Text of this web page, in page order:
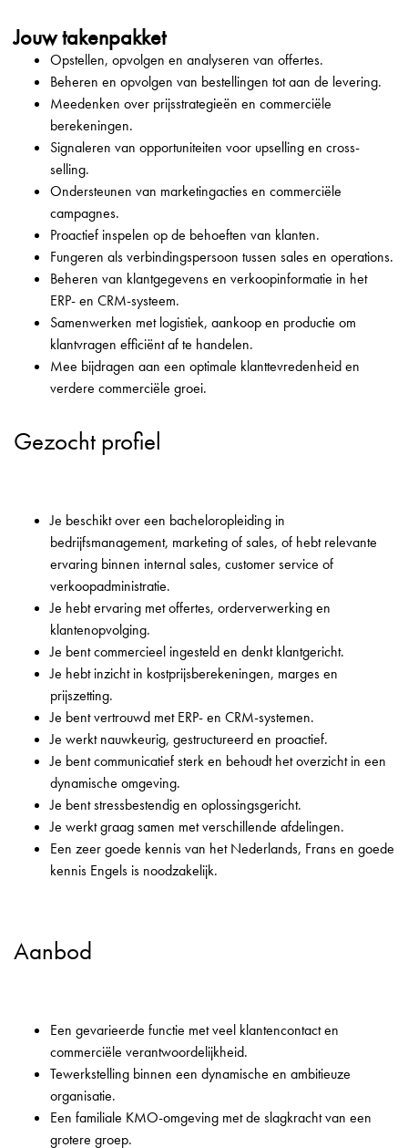
Jouw takenpakket
Opstellen, opvolgen en analyseren van offertes.
Beheren en opvolgen van bestellingen tot aan de levering.
Meedenken over prijsstrategieën en commerciële
berekeningen.
Signaleren van opportuniteiten voor upselling en cross-
selling.
Ondersteunen van marketingacties en commerciële
campagnes.
Proactief inspelen op de behoeften van klanten.
Fungeren als verbindingspersoon tussen sales en operations.
Beheren van klantgegevens en verkoopinformatie in het
ERP- en CRM-systeem.
Samenwerken met logistiek, aankoop en productie om
klantvragen efficiënt af te handelen.
Mee bijdragen aan een optimale klanttevredenheid en
verdere commerciële groei.
Gezocht profiel
Je beschikt over een bacheloropleiding in
bedrijfsmanagement, marketing of sales, of hebt relevante
ervaring binnen internal sales, customer service of
verkoopadministratie.
Je hebt ervaring met offertes, orderverwerking en
klantenopvolging.
Je bent commercieel ingesteld en denkt klantgericht.
Je hebt inzicht in kostprijsberekeningen, marges en
prijszetting.
Je bent vertrouwd met ERP- en CRM-systemen.
Je werkt nauwkeurig, gestructureerd en proactief.
Je bent communicatief sterk en behoudt het overzicht in een
dynamische omgeving.
Je bent stressbestendig en oplossingsgericht.
Je werkt graag samen met verschillende afdelingen.
Een zeer goede kennis van het Nederlands, Frans en goede
kennis Engels is noodzakelijk.
Aanbod
Een gevarieerde functie met veel klantencontact en
commerciële verantwoordelijkheid.
Tewerkstelling binnen een dynamische en ambitieuze
organisatie.
Een familiale KMO-omgeving met de slagkracht van een
grotere groep.